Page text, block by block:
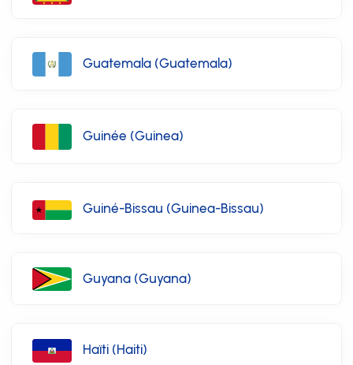
Guatemala (Guatemala)
Guinée (Guinea)
Guiné-Bissau (Guinea-Bissau)
Guyana (Guyana)
Haïti (Haiti)